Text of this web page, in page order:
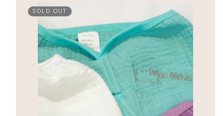
SOLD OUT